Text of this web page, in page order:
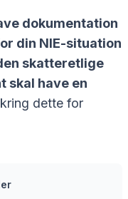
dokumentation
din NIE-situation
skatteretlige
skal have en
dette for